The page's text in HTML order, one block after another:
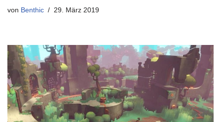
von Benthic 29. März 2019